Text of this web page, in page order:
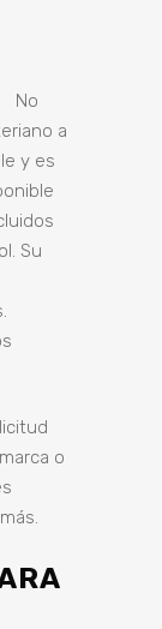
No
a
y es
Su
o